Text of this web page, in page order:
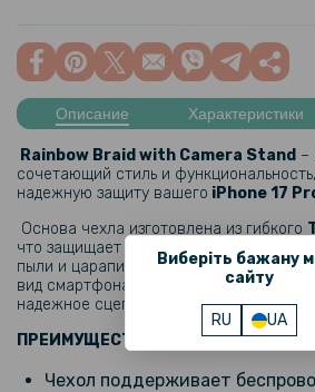
Виберіть бажану
сайту
RU UA
159 грн
199 грн
Гидрогелевая пленка Hydrogel Film для
панель, Transparent
239 грн
299 грн
Гидрогелевая пленка Hydrogel Film для
панель, Матовая
159 грн
Описание Характеристики
Rainbow Braid with Camera Stand –
сочетающий стиль и
надежную защиту вашего iPhone 17
Основа чехла изготовлена ​​из гибкого
что защищает устройство при ударах
пыли и царапин. Прозрачная основа
вид смартфона, а цветные вставки по
надежное сцепление с рукой.
ПРЕИМУЩЕСТВА:
Чехол поддерживает